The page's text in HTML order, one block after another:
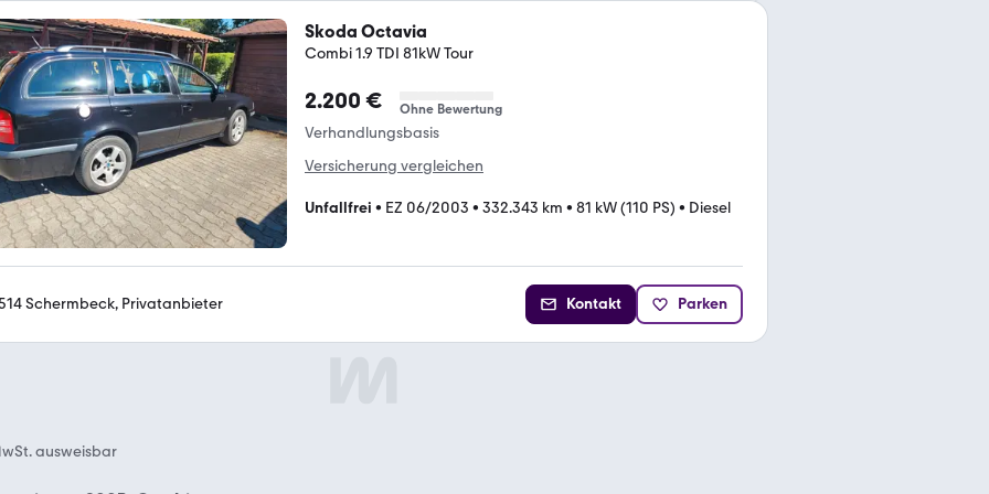
Skoda Octavia
Combi 1.9 TDI 81kW Tour
2.200 € Ohne Bewertung
Verhandlungsbasis
Versicherung vergleichen
Unfallfrei • EZ 06/2003 • 332.343 km • 81 kW (110 PS) • Diesel
Schermbeck, Privatanbieter Kontakt Parken
ausweisbar